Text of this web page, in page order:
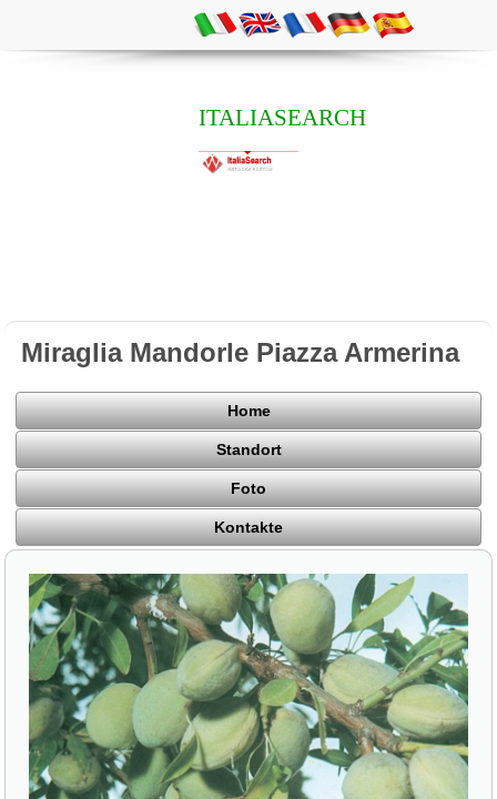
ITALIASEARCH
Miraglia Mandorle Piazza Armerina
Home
Standort
Foto
Kontakte